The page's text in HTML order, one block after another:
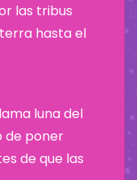
las tribus
hasta el
luna del
de poner
de que las